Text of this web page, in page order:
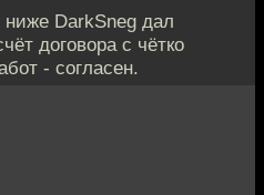
DarkSneg дал
договора с чётко
- согласен.